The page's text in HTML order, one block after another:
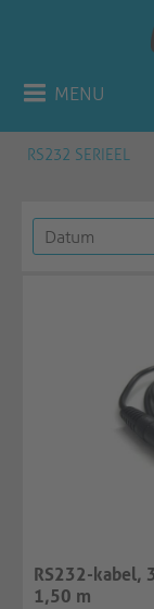
MENU
RS232 SERIEEL
RS232-kabel,
1,50 m